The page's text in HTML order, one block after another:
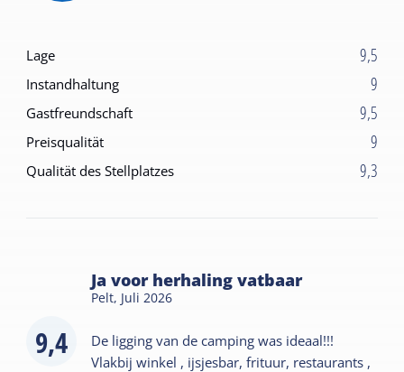
Lage 9,5
Instandhaltung 9
Gastfreundschaft 9,5
Preisqualität 9
Qualität des Stellplatzes 9,3
9,4
Ja voor herhaling vatbaar
Pelt, Juli 2026
De ligging van de camping was ideaal!!!
Vlakbij winkel , ijsjesbar, frituur, restaurants ,